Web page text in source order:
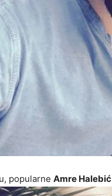
popularne Amre Halebić